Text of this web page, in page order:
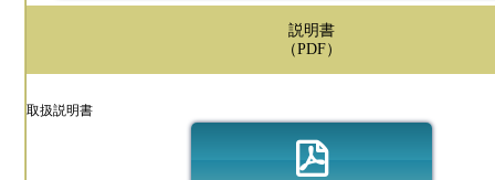
説明書
（PDF）
取扱説明書